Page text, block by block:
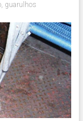
, guarulhos